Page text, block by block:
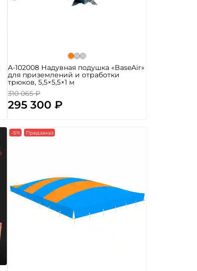
A-102008 Надувная подушка «BaseAir»
для приземлений и отработки
трюков, 5,5×5,5×1 м
310 065 ₽
295 300 ₽
-5% Предзаказ